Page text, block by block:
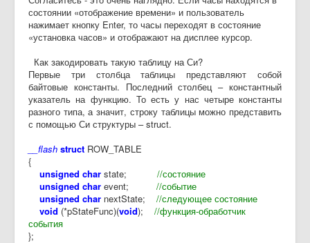
состоянии «отображение времени» и пользователь
нажимает кнопку Enter, то часы переходят в состояние
«установка часов» и отображают на дисплее курсор.
Как закодировать такую таблицу на Си?
Первые три столбца таблицы представляют собой
байтовые константы. Последний столбец – константный
указатель на функцию. То есть у нас четыре константы
разного типа, а значит, строку таблицы можно представить
с помощью Си структуры – struct.
__flash struct ROW_TABLE
{
unsigned char state; //состояние
unsigned char event; //событие
unsigned char nextState; //следующее состояние
void (*pStateFunc)(void); //функция-обработчик
события
};